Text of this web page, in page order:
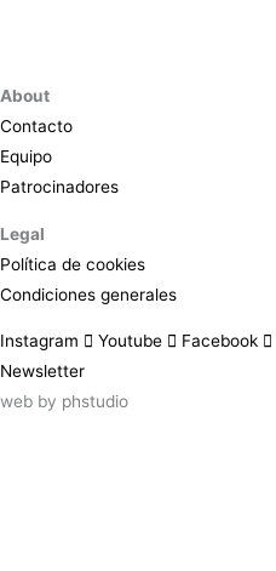
About
Contacto
Equipo
Patrocinadores
Legal
Política de cookies
Condiciones generales
Instagram Youtube Facebook
Newsletter
web by phstudio